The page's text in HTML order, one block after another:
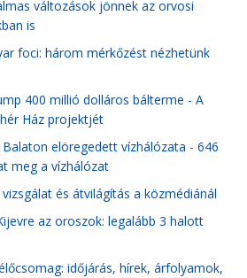
változások jönnek az orvosi
is
foci: három mérkőzést nézhetünk
400 millió dolláros bálterme - A
Ház projektjét
elöregedett vízhálózata - 646
meg a vízhálózat
és átvilágítás a közmédiánál
az oroszok: legalább 3 halott
időjárás, hírek, árfolyamok,